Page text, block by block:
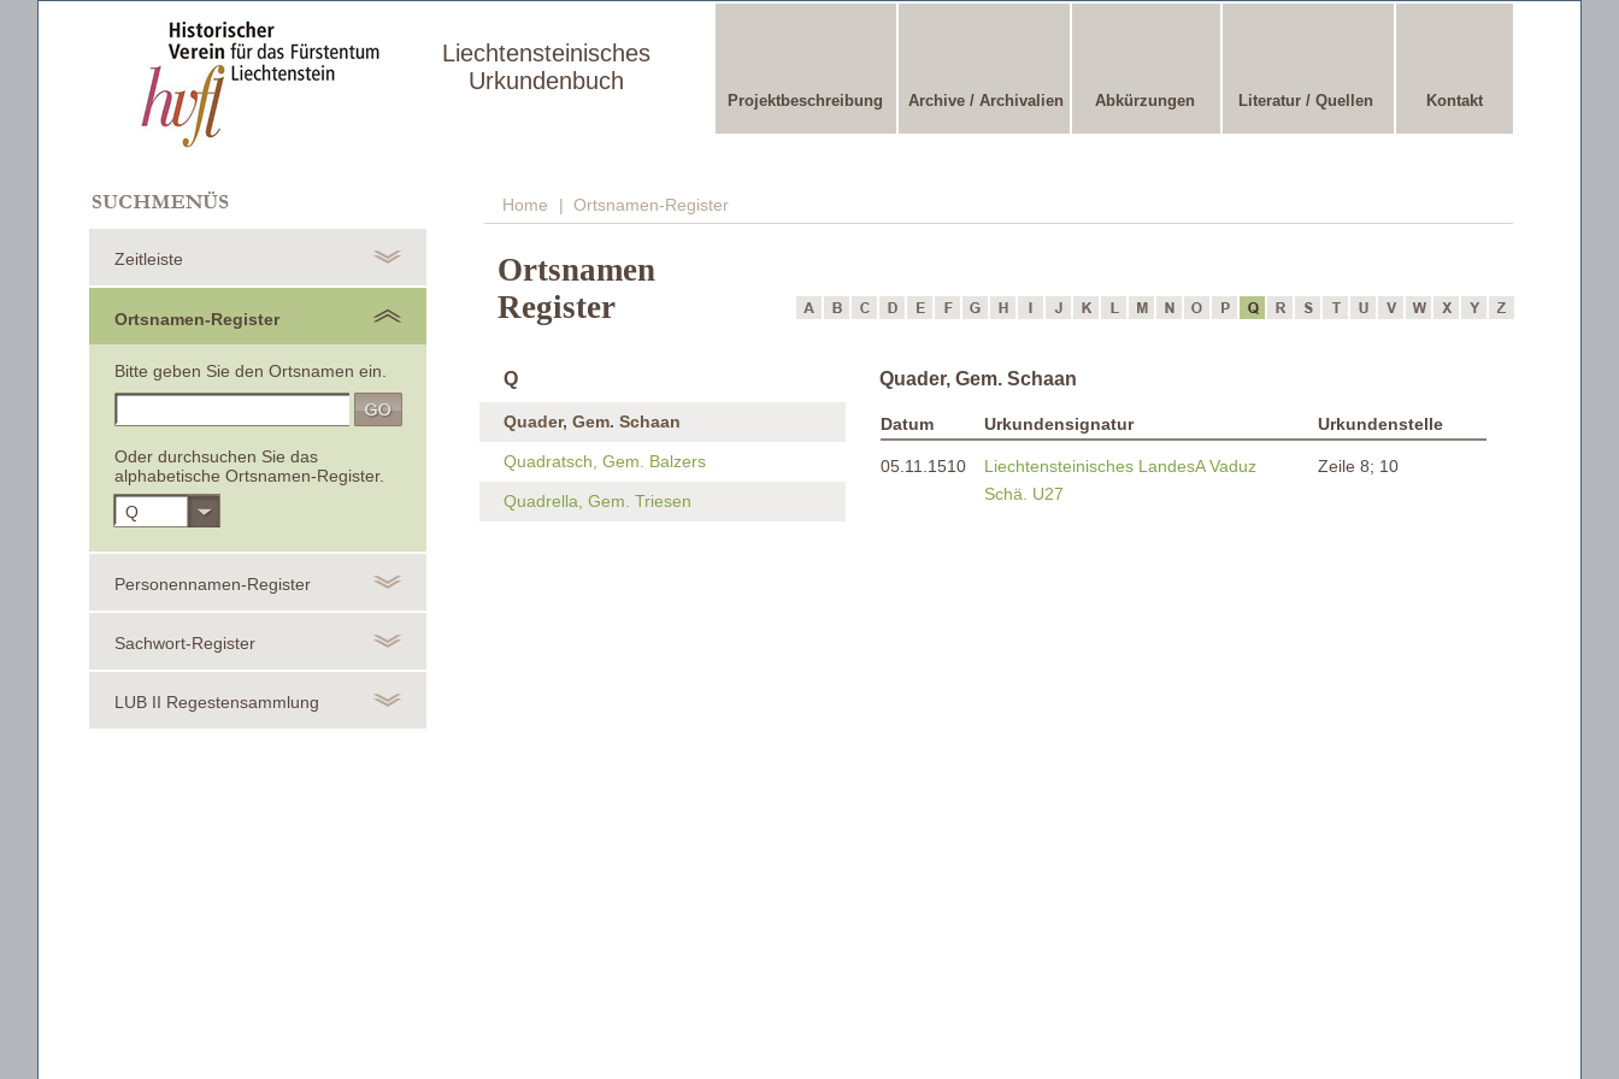
Liechtensteinisches
Urkundenbuch
Projektbeschreibung Archive / Archivalien Abkürzungen Literatur / Quellen Kontakt
Home | Ortsnamen-Register
Zeitleiste
Ortsnamen-Register
Bitte geben Sie den Ortsnamen ein.
Oder durchsuchen Sie das
alphabetische Ortsnamen-Register.
Q
Personennamen-Register
Sachwort-Register
LUB II Regestensammlung
Ortsnamen
Register
Q Quader, Gem. Schaan
Quader, Gem. Schaan
Quadratsch, Gem. Balzers
Quadrella, Gem. Triesen
Datum Urkundensignatur Urkundenstelle
05.11.1510
Liechtensteinisches LandesA Vaduz
Schä. U27
Zeile 8; 10